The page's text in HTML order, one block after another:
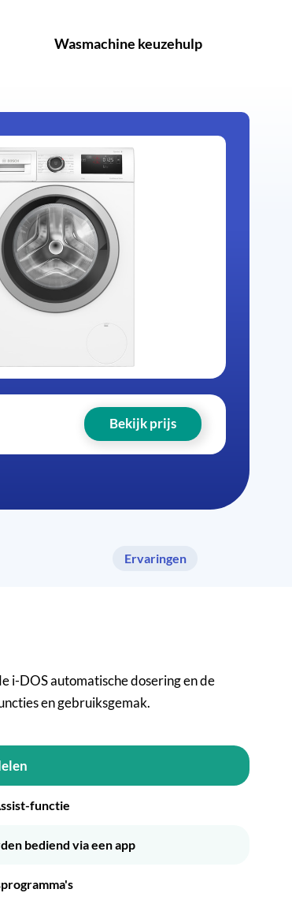
Wasmachine keuzehulp
Bekijk prijs
Ervaringen
i-DOS automatische dosering en de
en gebruiksgemak.
functie
bediend via een app